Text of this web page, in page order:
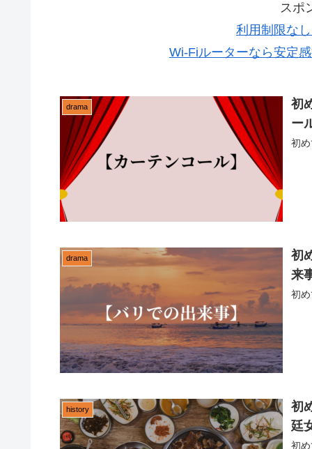
スポ
利用制限な
Wi-Fiルーターなら安定
drama
初
ー
初
drama
初
来
初
history
初
廷
初